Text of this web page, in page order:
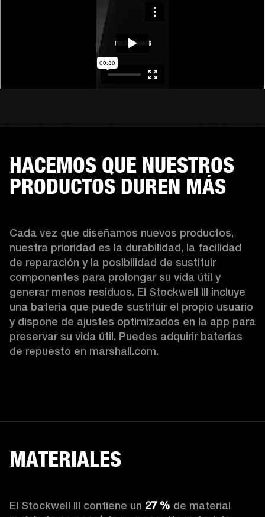
HACEMOS QUE NUESTROS
PRODUCTOS DUREN MÁS
Cada vez que diseñamos nuevos productos,
nuestra prioridad es la durabilidad, la facilidad
de reparación y la posibilidad de sustituir
componentes para prolongar su vida útil y
generar menos residuos. El Stockwell III incluye
una batería que puede sustituir el propio usuario
y dispone de ajustes optimizados en la app para
preservar su vida útil. Puedes adquirir baterías
de repuesto en marshall.com.
MATERIALES
El Stockwell III contiene un 27 % de material